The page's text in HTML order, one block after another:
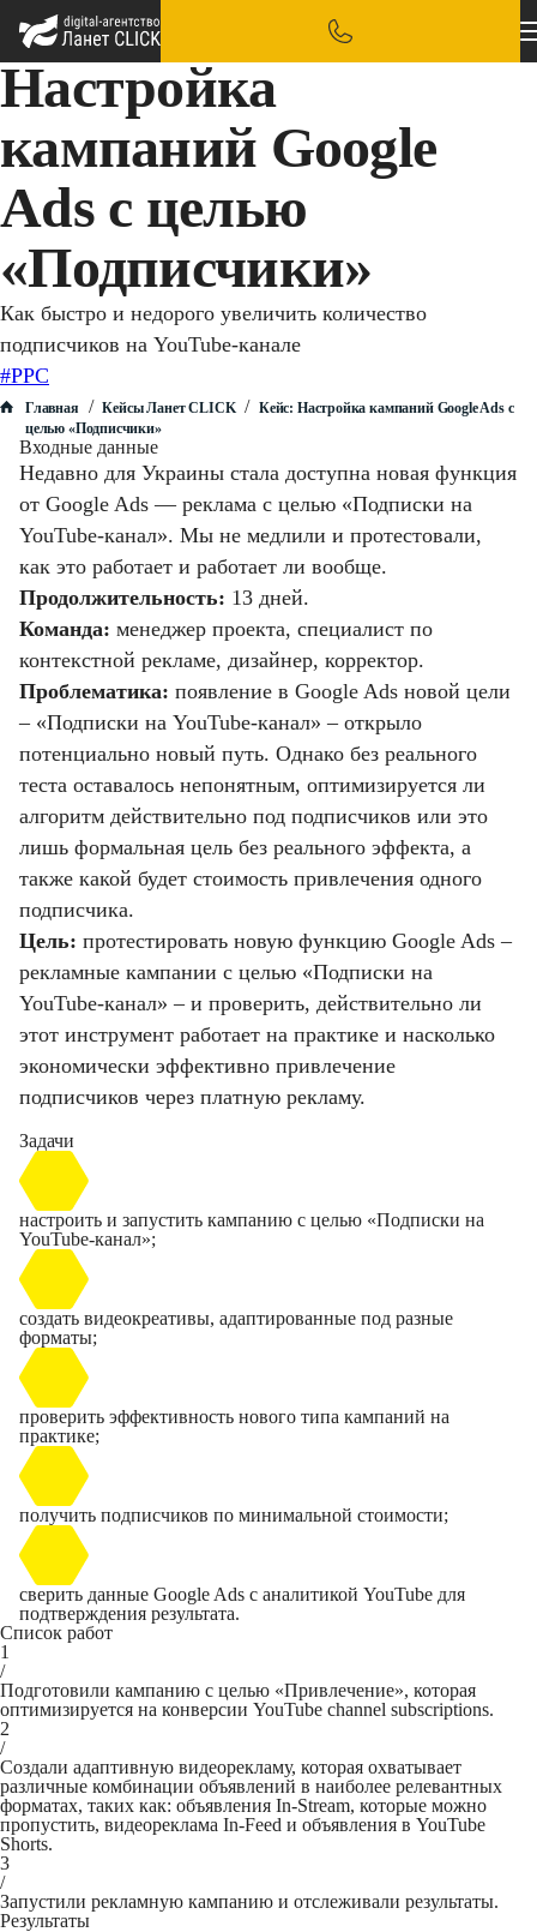
Настройка
кампаний Google
Ads с целью
«Подписчики»
Как быстро и недорого увеличить количество
подписчиков на YouTube-канале
#PPC
Главная / Кейсы Ланет CLICK / Кейс: Настройка кампаний Google Ads с
целью «Подписчики»
Входные данные
Недавно для Украины стала доступна новая функция
от Google Ads — реклама с целью «Подписки на
YouTube-канал». Мы не медлили и протестовали,
как это работает и работает ли вообще.
Продолжительность: 13 дней.
Команда: менеджер проекта, специалист по
контекстной рекламе, дизайнер, корректор.
Проблематика: появление в Google Ads новой цели
– «Подписки на YouTube-канал» – открыло
потенциально новый путь. Однако без реального
теста оставалось непонятным, оптимизируется ли
алгоритм действительно под подписчиков или это
лишь формальная цель без реального эффекта, а
также какой будет стоимость привлечения одного
подписчика.
Цель: протестировать новую функцию Google Ads –
рекламные кампании с целью «Подписки на
YouTube-канал» – и проверить, действительно ли
этот инструмент работает на практике и насколько
экономически эффективно привлечение
подписчиков через платную рекламу.
Задачи
настроить и запустить кампанию с целью «Подписки на
YouTube-канал»;
создать видеокреативы, адаптированные под разные
форматы;
проверить эффективность нового типа кампаний на
практике;
получить подписчиков по минимальной стоимости;
сверить данные Google Ads с аналитикой YouTube для
подтверждения результата.
Список работ
1
/
Подготовили кампанию с целью «Привлечение», которая
оптимизируется на конверсии YouTube channel subscriptions.
2
/
Создали адаптивную видеорекламу, которая охватывает
различные комбинации объявлений в наиболее релевантных
форматах, таких как: объявления In-Stream, которые можно
пропустить, видеореклама In-Feed и объявления в YouTube
Shorts.
3
/
Запустили рекламную кампанию и отслеживали результаты.
Результаты